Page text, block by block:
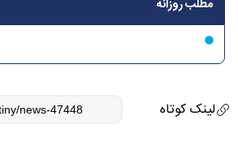
مطلب روزانه
لینک کوتاه